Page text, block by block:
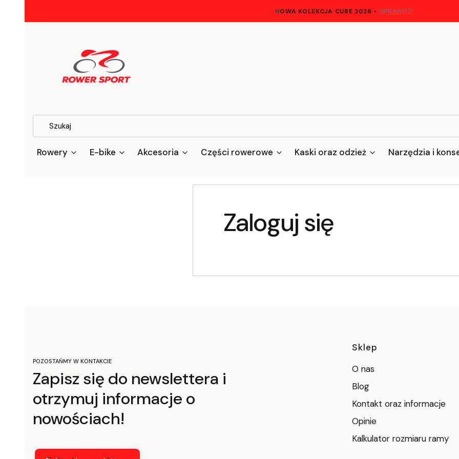
NOWA KOLEKCJA CUBE 2026 • SPRAWDŹ!
Rowery E-bike Akcesoria Części rowerowe Kaski oraz odzież Narzędzia i
Zaloguj się
POZOSTAŃMY W KONTAKCIE
Zapisz się do newslettera i
otrzymuj informacje o
nowościach!
Linki w
Sklep
O nas
Blog
Kontakt oraz informacje
Opinie
Kalkulator rozmiaru ramy